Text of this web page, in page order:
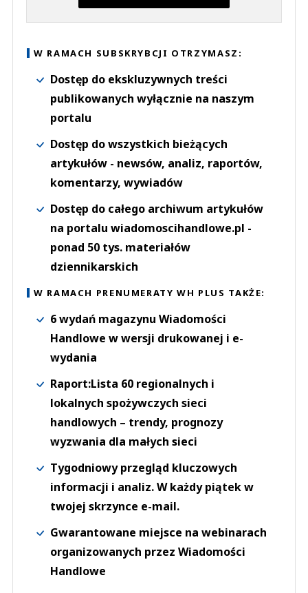
W RAMACH SUBSKRYBCJI OTRZYMASZ:
Dostęp do ekskluzywnych treści
publikowanych wyłącznie na naszym
portalu
Dostęp do wszystkich bieżących
artykułów - newsów, analiz, raportów,
komentarzy, wywiadów
Dostęp do całego archiwum artykułów
na portalu wiadomoscihandlowe.pl -
ponad 50 tys. materiałów
dziennikarskich
W RAMACH PRENUMERATY WH PLUS TAKŻE:
6 wydań magazynu Wiadomości
Handlowe w wersji drukowanej i e-
wydania
Raport:Lista 60 regionalnych i
lokalnych spożywczych sieci
handlowych – trendy, prognozy
wyzwania dla małych sieci
Tygodniowy przegląd kluczowych
informacji i analiz. W każdy piątek w
twojej skrzynce e-mail.
Gwarantowane miejsce na webinarach
organizowanych przez Wiadomości
Handlowe